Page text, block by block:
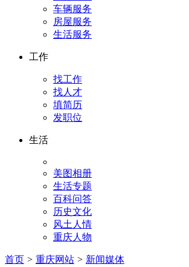
车辆服务
房屋服务
生活服务
工作
找工作
找人才
填简历
发职位
生活
美图相册
生活专题
百科问答
历史文化
风土人情
重庆人物
首页 > 重庆网站 > 新闻媒体